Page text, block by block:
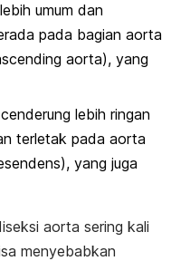
umum dan
pada bagian aorta
aorta), yang
lebih ringan
terletak pada aorta
yang juga
aorta sering kali
menyebabkan